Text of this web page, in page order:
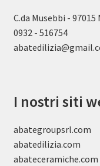
C.da Musebbi - 97015
0932 - 516754
I nostri siti
abategroupsrl.com
abatedilizia.com
abateceramiche.com